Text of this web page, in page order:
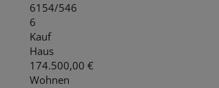
6154/546
6
Kauf
Haus
174.500,00 €
Wohnen